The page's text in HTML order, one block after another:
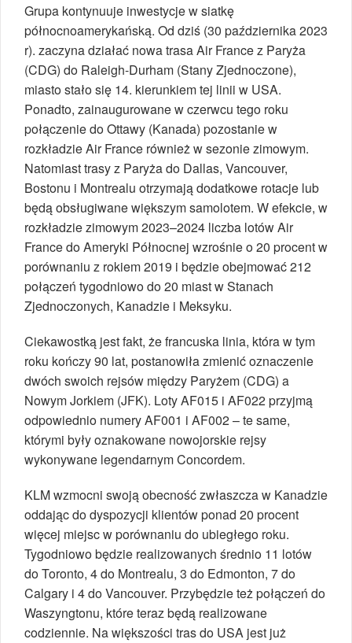
Grupa kontynuuje inwestycje w siatkę
północnoamerykańską. Od dziś (30 października 2023
r). zaczyna działać nowa trasa Air France z Paryża
(CDG) do Raleigh-Durham (Stany Zjednoczone),
miasto stało się 14. kierunkiem tej linii w USA.
Ponadto, zainaugurowane w czerwcu tego roku
połączenie do Ottawy (Kanada) pozostanie w
rozkładzie Air France również w sezonie zimowym.
Natomiast trasy z Paryża do Dallas, Vancouver,
Bostonu i Montrealu otrzymają dodatkowe rotacje lub
będą obsługiwane większym samolotem. W efekcie, w
rozkładzie zimowym 2023–2024 liczba lotów Air
France do Ameryki Północnej wzrośnie o 20 procent w
porównaniu z rokiem 2019 i będzie obejmować 212
połączeń tygodniowo do 20 miast w Stanach
Zjednoczonych, Kanadzie i Meksyku.
Ciekawostką jest fakt, że francuska linia, która w tym
roku kończy 90 lat, postanowiła zmienić oznaczenie
dwóch swoich rejsów między Paryżem (CDG) a
Nowym Jorkiem (JFK). Loty AF015 i AF022 przyjmą
odpowiednio numery AF001 i AF002 – te same,
którymi były oznakowane nowojorskie rejsy
wykonywane legendarnym Concordem.
KLM wzmocni swoją obecność zwłaszcza w Kanadzie
oddając do dyspozycji klientów ponad 20 procent
więcej miejsc w porównaniu do ubiegłego roku.
Tygodniowo będzie realizowanych średnio 11 lotów
do Toronto, 4 do Montrealu, 3 do Edmonton, 7 do
Calgary i 4 do Vancouver. Przybędzie też połączeń do
Waszyngtonu, które teraz będą realizowane
codziennie. Na większości tras do USA jest już